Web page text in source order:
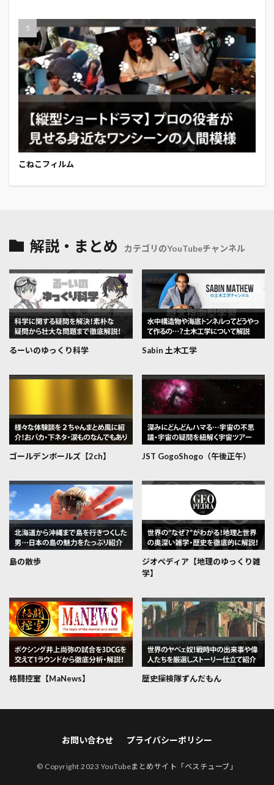
こねこフィルム
解説・まとめ カテゴリのYouTubeチャンネル
るーいのゆっくり科学 Sabin 土木工学
ゴールデンボールズ【2ch】 JST GogoShogo（午後正午）
島の散歩
ジオぺディア【地理のゆっくり雑
学】
格闘控室【MaNews】 歴史探検隊ずんだもん
お問い合わせ プライバシーポリシー
© Copyright 2023 YouTubeまとめサイト「ベスチューブ」